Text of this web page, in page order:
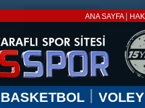
ANA SAYFA
BASKETBOL |